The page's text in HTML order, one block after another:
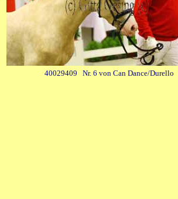
40029409 Nr. 6 von Can Dance/Durello